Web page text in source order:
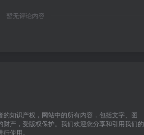
暂无评论内容
知识产权，网站中的所有内容，包括文字、图
产，受版权保护。我们欢迎您分享和引用我们的
使用。